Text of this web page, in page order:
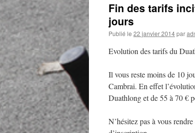
Fin des tarifs
jours
Publié le 22 janvier 2014par
Evolution des tarifs du
Il vous reste moins de 10
Cambrai. En effet
Duathlong et de 55 à 70 €
N’hésitez pas à vous